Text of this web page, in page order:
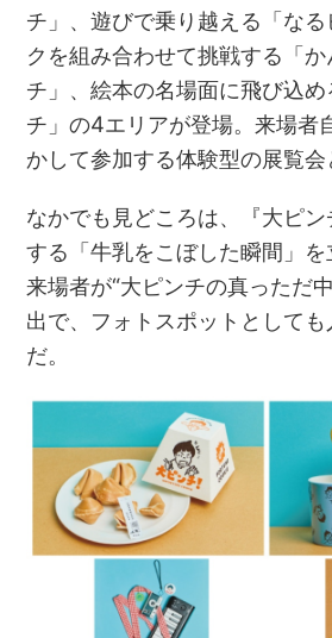
チ」、遊びで乗り越える「な
クを組み合わせて挑戦する「
チ」、絵本の名場面に飛び込
チ」の4エリアが登場。来場者
かして参加する体験型の展覧会
なかでも見どころは、『大ピ
する「牛乳をこぼした瞬間」を
来場者が“大ピンチの真っただ
出で、フォトスポットとしても
だ。